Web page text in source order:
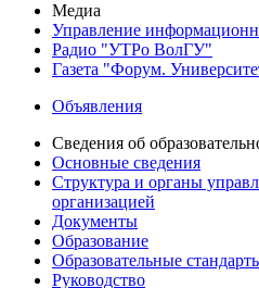
Медиа
Управление
Радио "УТРо ВолГУ"
Газета "Форум.
Объявления
Сведения об
Основные сведения
Структура и органы
организацией
Документы
Образование
Образовательные
Руководство